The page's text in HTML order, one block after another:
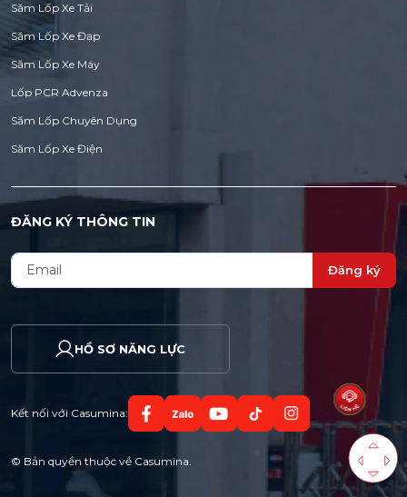
Săm Lốp Xe Tải
Săm Lốp Xe Đạp
Săm Lốp Xe Máy
Lốp PCR Advenza
Săm Lốp Chuyên Dụng
Săm Lốp Xe Điện
ĐĂNG KÝ THÔNG TIN
Đăng ký
HỒ SƠ NĂNG LỰC
Kết nối với Casumina:
© Bản quyền thuộc về Casumina.